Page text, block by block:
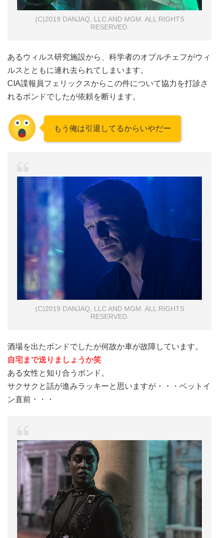
(C)2019 DANJAQ, LLC AND MGM. ALL RIGHTS
RESERVED.
あるウィルス研究施設から、科学者のオブルチェフがウィ
ルスとともに連れ去られてしまいます。
CIA諜報員フェリックスからこの件について協力を打診さ
れるボンドでしたが依頼を断ります。
もう俺は引退してるからいやだー
(C)2019 DANJAQ, LLC AND MGM. ALL RIGHTS
RESERVED.
酒場を出たボンドでしたが何故か車が故障しています。
自宅まで送りましょうか笑
ある女性と知り合うボンド。
サクサクと話が進みラッキーと思いますが・・・ベットイ
ン直前・・・